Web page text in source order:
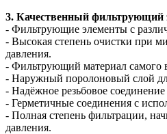
3. Качественный фильтрующий
- Фильтрующие элементы с
- Высокая степень очистки при
давления.
- Фильтрующий материал самого
- Наружный поролоновый слой
- Надёжное резьбовое
- Герметичные соединения с
- Полная степень фильтрации,
давления.